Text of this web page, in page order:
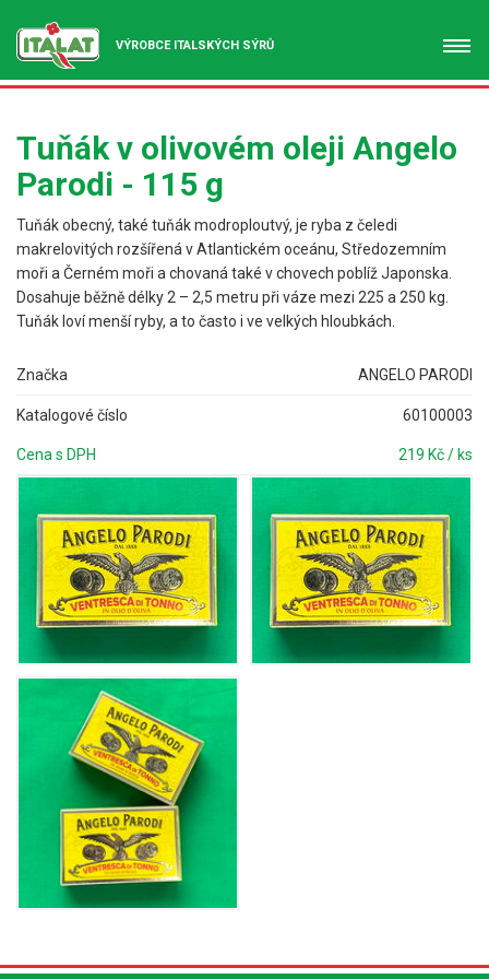
VÝROBCE ITALSKÝCH SÝRŮ
Tuňák v olivovém oleji Angelo
Parodi - 115 g
Tuňák obecný, také tuňák modroploutvý, je ryba z čeledi
makrelovitých rozšířená v Atlantickém oceánu, Středozemním
moři a Černém moři a chovaná také v chovech poblíž Japonska.
Dosahuje běžně délky 2 – 2,5 metru při váze mezi 225 a 250 kg.
Tuňák loví menší ryby, a to často i ve velkých hloubkách.
Značka ANGELO PARODI
Katalogové číslo 60100003
Cena s DPH 219 Kč / ks